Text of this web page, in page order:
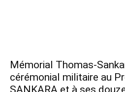
Mémorial Thomas-
cérémonial militaire au
SANKARA et à ses